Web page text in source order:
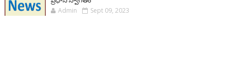
Admin Sept 09, 2023